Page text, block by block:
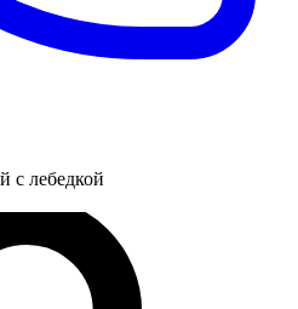
с лебедкой